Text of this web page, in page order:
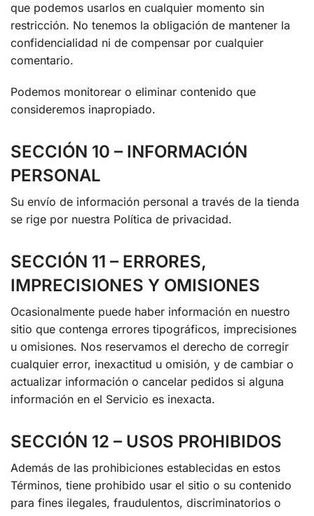
que podemos usarlos en cualquier momento sin
restricción. No tenemos la obligación de mantener la
confidencialidad ni de compensar por cualquier
comentario.
Podemos monitorear o eliminar contenido que
consideremos inapropiado.
SECCIÓN 10 – INFORMACIÓN
PERSONAL
Su envío de información personal a través de la tienda
se rige por nuestra Política de privacidad.
SECCIÓN 11 – ERRORES,
IMPRECISIONES Y OMISIONES
Ocasionalmente puede haber información en nuestro
sitio que contenga errores tipográficos, imprecisiones
u omisiones. Nos reservamos el derecho de corregir
cualquier error, inexactitud u omisión, y de cambiar o
actualizar información o cancelar pedidos si alguna
información en el Servicio es inexacta.
SECCIÓN 12 – USOS PROHIBIDOS
Además de las prohibiciones establecidas en estos
Términos, tiene prohibido usar el sitio o su contenido
para fines ilegales, fraudulentos, discriminatorios o